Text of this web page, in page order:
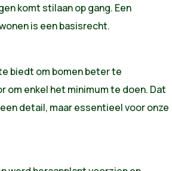
komt stilaan op gang. Een
is een basisrecht.
biedt om bomen beter te
om enkel het minimum te doen. Dat
detail, maar essentieel voor onze